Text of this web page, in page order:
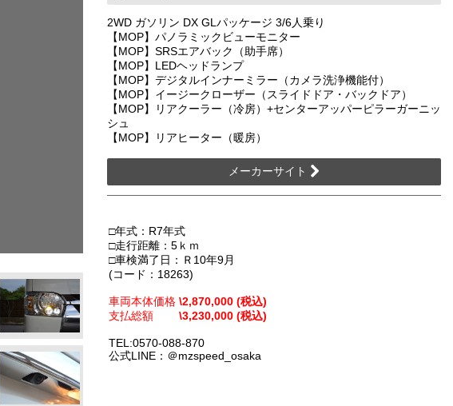
2WD ガソリン DX GLパッケージ 3/6人乗り
【MOP】パノラミックビューモニター
【MOP】SRSエアバック（助手席）
【MOP】LEDヘッドランプ
【MOP】デジタルインナーミラー（カメラ洗浄機能付）
【MOP】イージークローザー（スライドドア・バックドア）
【MOP】リアクーラー（冷房）+センターアッパーピラーガーニッ
シュ
【MOP】リアヒーター（暖房）
メーカーサイト
□年式：R7年式
□走行距離：5ｋｍ
□車検満了日：Ｒ10年9月
(コード：18263)
車両本体価格 \2,870,000 (税込)
支払総額
\3,230,000 (税込)
TEL:0570-088-870
公式LINE：＠mzspeed_osaka